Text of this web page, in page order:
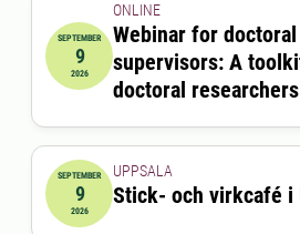
2026-09-09 12:00:00till 2026-
SEPTEMBER
9
2026
ONLINE
Webinar for doctoral
supervisors: A
doctoral
2026-09-09 16:30:00till2026-
SEPTEMBER
9
2026
UPPSALA
Stick- och virkcafé i